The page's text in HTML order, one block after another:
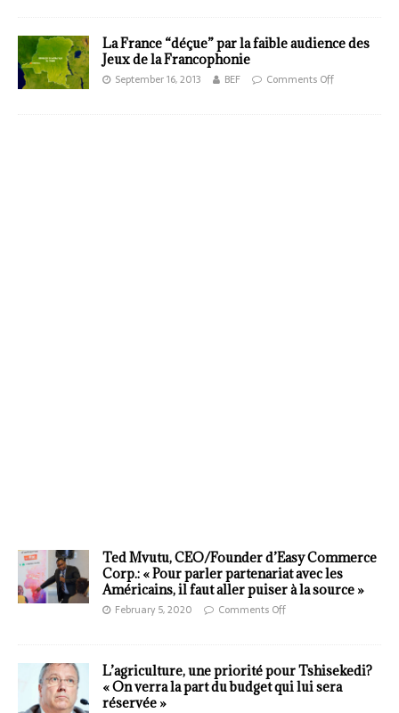
La France “déçue” par la faible audience des
Jeux de la Francophonie
September 16, 2013 BEF Comments Off
Ted Mvutu, CEO/Founder d’Easy Commerce
Corp.: « Pour parler partenariat avec les
Américains, il faut aller puiser à la source »
February 5, 2020 Comments Off
L’agriculture, une priorité pour Tshisekedi?
« On verra la part du budget qui lui sera
réservée »